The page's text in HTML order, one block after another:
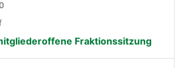
Fraktionssitzung